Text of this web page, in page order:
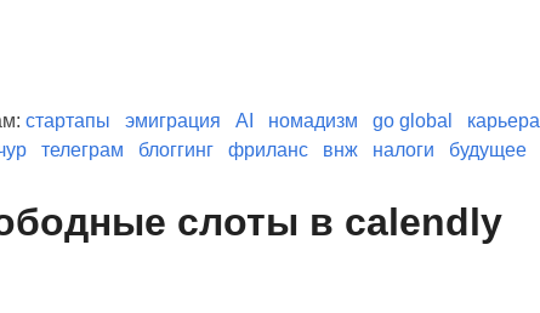
стартапы эмиграция AI номадизм go global
карьера
телеграм блоггинг фриланс внж налоги будущее
слоты в calendly